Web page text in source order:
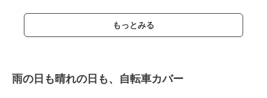
もっとみる
雨の日も晴れの日も、自転車カバー